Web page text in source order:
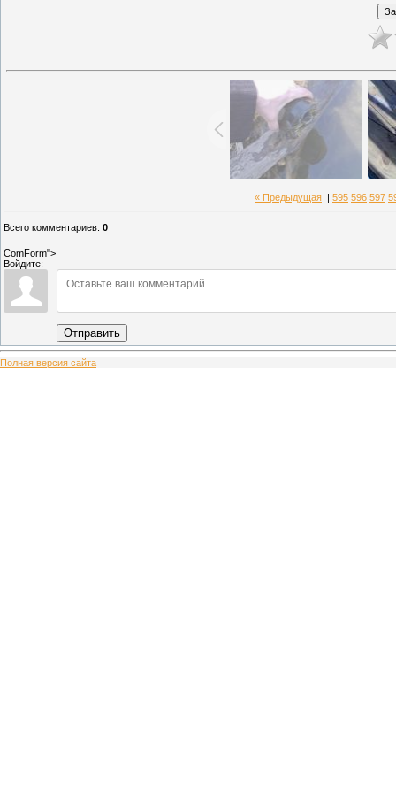
« Предыдущая 595 596 597
Всего комментариев: 0
ComForm">
Войдите:
Отправить
Полная версия сайта